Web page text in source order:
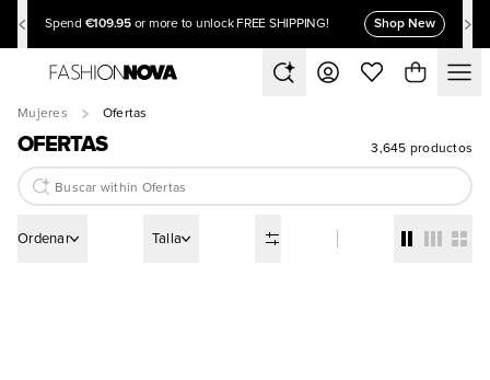
Spend €109.95 or more to unlock FREE SHIPPING! Shop New
Mujeres Ofertas
OFERTAS 3,645 productos
Ordenar Talla